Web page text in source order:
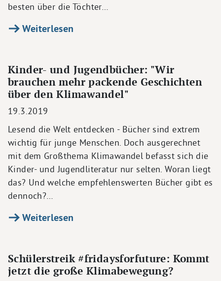
besten über die Töchter…
Weiterlesen
Kinder- und Jugendbücher: "Wir
brauchen mehr packende Geschichten
über den Klimawandel"
19.3.2019
Lesend die Welt entdecken - Bücher sind extrem
wichtig für junge Menschen. Doch ausgerechnet
mit dem Großthema Klimawandel befasst sich die
Kinder- und Jugendliteratur nur selten. Woran liegt
das? Und welche empfehlenswerten Bücher gibt es
dennoch?…
Weiterlesen
Schülerstreik #fridaysforfuture: Kommt
jetzt die große Klimabewegung?